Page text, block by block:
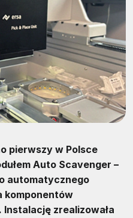
pierwszy w Polsce
Auto Scavenger –
automatycznego
komponentów
zrealizowała